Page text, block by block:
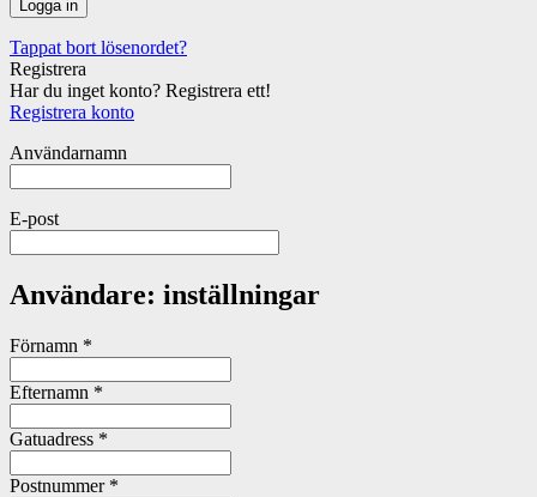
Tappat bort lösenordet?
Registrera
Har du inget konto? Registrera ett!
Registrera konto
Användarnamn
E-post
Användare: inställningar
Förnamn *
Efternamn *
Gatuadress *
Postnummer *